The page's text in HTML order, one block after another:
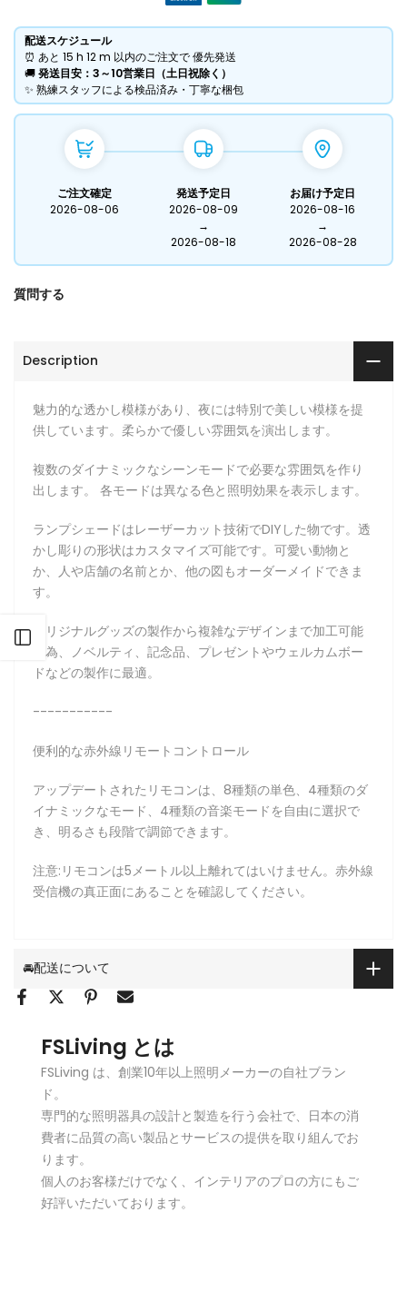
配送スケジュール
⏰ あと 15 h 12 m 以内のご注文で 優先発送
​🚚発送目安：3～10営業日（土日祝除く）
​✨ 熟練スタッフによる検品済み・丁寧な梱包
ご注文確定
2026-08-06
発送予定日
2026-08-09
→
2026-08-18
お届け予定日
2026-08-16
→
2026-08-28
質問する
Description
魅力的な透かし模様があり、夜には特別で美しい模様を提
供しています。柔らかで優しい雰囲気を演出します。
複数のダイナミックなシーンモードで必要な雰囲気を作り
出します。 各モードは異なる色と照明効果を表示します。
ランプシェードはレーザーカット技術でDIYした物です。透
かし彫りの形状はカスタマイズ可能です。可愛い動物と
か、人や店舗の名前とか、他の図もオーダーメイドできま
す。
オリジナルグッズの製作から複雑なデザインまで加工可能
な為、ノベルティ、記念品、プレゼントやウェルカムボー
ドなどの製作に最適。
-----------
便利的な赤外線リモートコントロール
アップデートされたリモコンは、8種類の単色、4種類のダ
イナミックなモード、4種類の音楽モードを自由に選択で
き、明るさも段階で調節できます。
注意:リモコンは5メートル以上離れてはいけません。赤外線
受信機の真正面にあることを確認してください。
🚘配送について
FSLiving とは
FSLiving は、創業10年以上照明メーカーの自社ブラン
ド。
専門的な照明器具の設計と製造を行う会社で、日本の消
費者に品質の高い製品とサービスの提供を取り組んでお
ります。
個人のお客様だけでなく、インテリアのプロの方にもご
好評いただいております。
サイドバーを開く